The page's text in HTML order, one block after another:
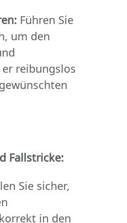
Führen Sie
um den
reibungslos
Fallstricke:
Sie sicher,
in den